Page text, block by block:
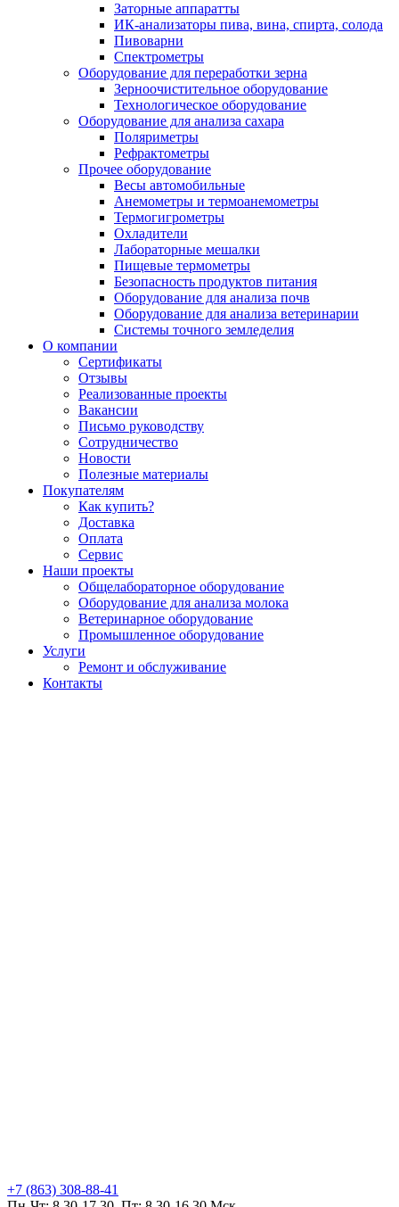
Заторные аппаратты
ИК-анализаторы пива, вина, спирта, солода
Пивоварни
Спектрометры
Оборудование для переработки зерна
Зерноочистительное оборудование
Технологическое оборудование
Оборудование для анализа сахара
Поляриметры
Рефрактометры
Прочее оборудование
Весы автомобильные
Анемометры и термоанемометры
Термогигрометры
Охладители
Лабораторные мешалки
Пищевые термометры
Безопасность продуктов питания
Оборудование для анализа почв
Оборудование для анализа ветеринарии
Системы точного земледелия
О компании
Сертификаты
Отзывы
Реализованные проекты
Вакансии
Письмо руководству
Сотрудничество
Новости
Полезные материалы
Покупателям
Как купить?
Доставка
Оплата
Сервис
Наши проекты
Общелабораторное оборудование
Оборудование для анализа молока
Ветеринарное оборудование
Промышленное оборудование
Услуги
Ремонт и обслуживание
Контакты
+7 (863) 308-88-41